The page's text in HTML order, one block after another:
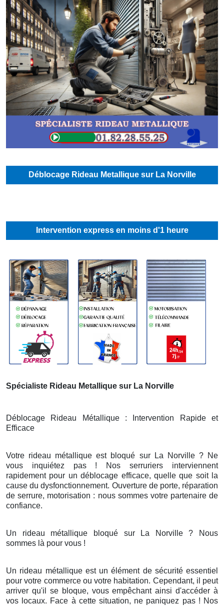
Déblocage Rideau Metallique sur La Norville
Intervention express en moins d'1 heure
Spécialiste Rideau Metallique sur La Norville
Déblocage Rideau Métallique : Intervention Rapide et
Efficace
Votre rideau métallique est bloqué sur La Norville ? Ne
vous inquiétez pas ! Nos serruriers interviennent
rapidement pour un déblocage efficace, quelle que soit la
cause du dysfonctionnement. Ouverture de porte, réparation
de serrure, motorisation : nous sommes votre partenaire de
confiance.
Un rideau métallique bloqué sur La Norville ? Nous
sommes là pour vous !
Un rideau métallique est un élément de sécurité essentiel
pour votre commerce ou votre habitation. Cependant, il peut
arriver qu'il se bloque, vous empêchant ainsi d'accéder à
vos locaux. Face à cette situation, ne paniquez pas ! Nos